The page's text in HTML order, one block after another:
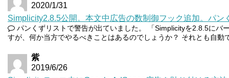
2020/1/31
Simplicity2.8.5公開。本文中広告の数制御フック追加。パン
パンくずリストで警告が出ていました。 「Simplicityを2.8.5にバ
すが、何か当方でやるべきことはあるのでしょうか？ それとも自動
紫
2019/6/26